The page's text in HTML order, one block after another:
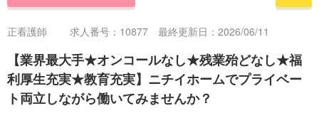
正看護師 求人番号：10877 最終更新日：2026/06/11
【業界最大手★オンコールなし★残業殆どなし★福
利厚生充実★教育充実】ニチイホームでプライベー
ト両立しながら働いてみませんか？